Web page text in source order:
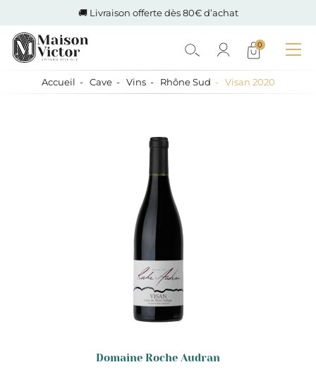
🚚 Livraison offerte dès 80€ d’achat
0
Accueil Cave Vins Rhône Sud Visan 2020
Domaine Roche Audran